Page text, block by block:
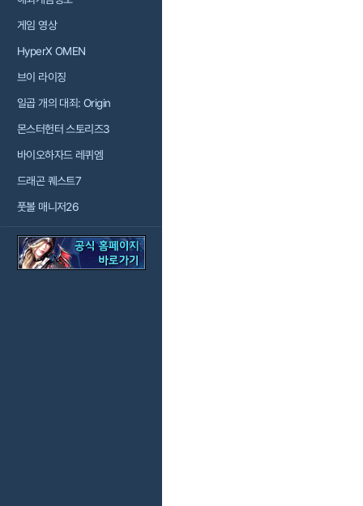
게임 영상
HyperX OMEN
브이 라이징
일곱 개의 대죄: Origin
몬스터헌터 스토리즈3
바이오하자드 레퀴엠
드래곤 퀘스트7
풋볼 매니저26